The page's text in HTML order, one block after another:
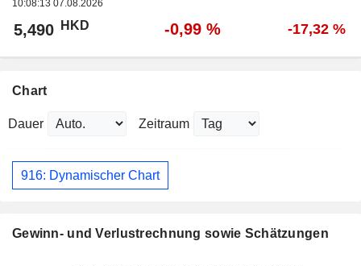
10:08:13 07.08.2026
5,490 HKD -0,99 % -17,32 %
Chart
Dauer Zeitraum
916: Dynamischer Chart
Gewinn- und Verlustrechnung sowie Schätzungen